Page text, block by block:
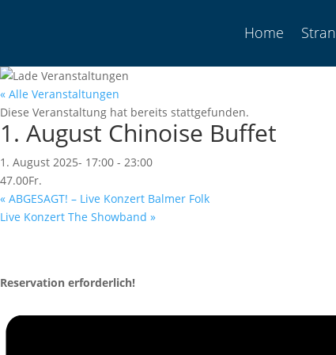
Home
« Alle Veranstaltungen
Diese Veranstaltung hat bereits stattgefunden.
1. August Chinoise Buffet
1. August 2025- 17:00 - 23:00
47.00Fr.
« ABGESAGT! – Live Konzert Balmer Folk
Live Konzert The Showband »
Reservation erforderlich!